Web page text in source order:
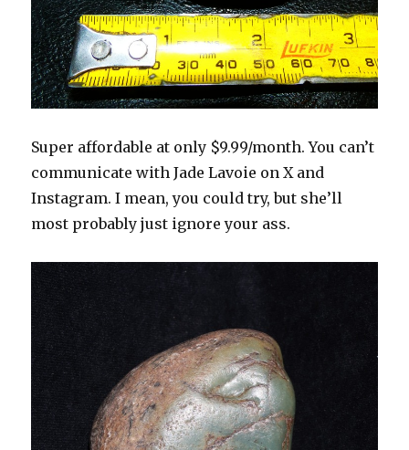
Super affordable at only $9.99/month. You can’t
communicate with Jade Lavoie on X and
Instagram. I mean, you could try, but she’ll
most probably just ignore your ass.